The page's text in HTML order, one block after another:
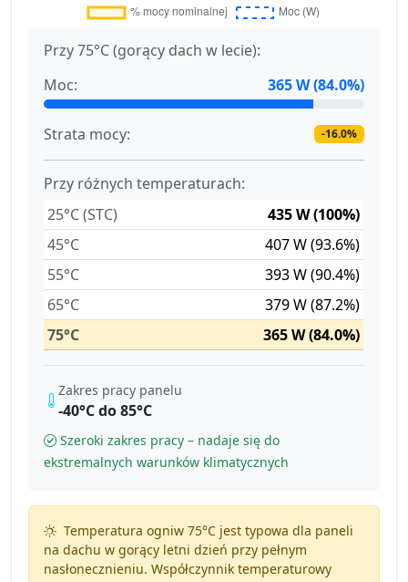
Przy 75°C (gorący dach w lecie):
Moc:
365 W (84.0%)
Strata mocy: -16.0%
Przy różnych temperaturach:
25°C (STC)
435 W (100%)
45°C
407 W (93.6%)
55°C
393 W (90.4%)
65°C
379 W (87.2%)
75°C
365 W (84.0%)
Zakres pracy panelu
-40°C do 85°C
Szeroki zakres pracy – nadaje się do
ekstremalnych warunków klimatycznych
Temperatura ogniw 75°C jest typowa dla paneli
na dachu w gorący letni dzień przy pełnym
nasłonecznieniu. Współczynnik temperaturowy